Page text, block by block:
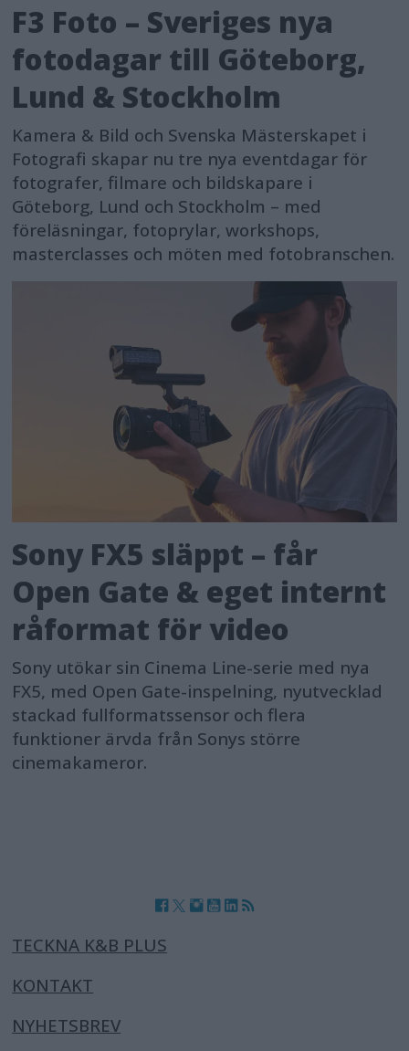
F3 Foto – Sveriges nya
fotodagar till Göteborg,
Lund & Stockholm
Kamera & Bild och Svenska Mästerskapet i
Fotografi skapar nu tre nya eventdagar för
fotografer, filmare och bildskapare i
Göteborg, Lund och Stockholm – med
föreläsningar, fotoprylar, workshops,
masterclasses och möten med fotobranschen.
Sony FX5 släppt – får
Open Gate & eget internt
råformat för video
Sony utökar sin Cinema Line-serie med nya
FX5, med Open Gate-inspelning, nyutvecklad
stackad fullformatssensor och flera
funktioner ärvda från Sonys större
cinemakameror.
TECKNA K&B PLUS
KONTAKT
NYHETSBREV